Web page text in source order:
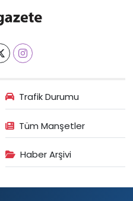
Trafik Durumu
Tüm Manşetler
Haber Arşivi